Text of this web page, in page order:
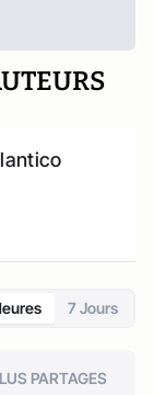
7 Jours
PARTAGES